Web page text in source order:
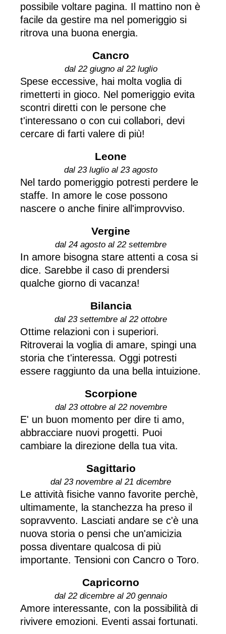
possibile voltare pagina. Il mattino non è
facile da gestire ma nel pomeriggio si
ritrova una buona energia.
Cancro
dal 22 giugno al 22 luglio
Spese eccessive, hai molta voglia di
rimetterti in gioco. Nel pomeriggio evita
scontri diretti con le persone che
t'interessano o con cui collabori, devi
cercare di farti valere di più!
Leone
dal 23 luglio al 23 agosto
Nel tardo pomeriggio potresti perdere le
staffe. In amore le cose possono
nascere o anche finire all'improvviso.
Vergine
dal 24 agosto al 22 settembre
In amore bisogna stare attenti a cosa si
dice. Sarebbe il caso di prendersi
qualche giorno di vacanza!
Bilancia
dal 23 settembre al 22 ottobre
Ottime relazioni con i superiori.
Ritroverai la voglia di amare, spingi una
storia che t'interessa. Oggi potresti
essere raggiunto da una bella intuizione.
Scorpione
dal 23 ottobre al 22 novembre
E' un buon momento per dire ti amo,
abbracciare nuovi progetti. Puoi
cambiare la direzione della tua vita.
Sagittario
dal 23 novembre al 21 dicembre
Le attività fisiche vanno favorite perchè,
ultimamente, la stanchezza ha preso il
sopravvento. Lasciati andare se c'è una
nuova storia o pensi che un'amicizia
possa diventare qualcosa di più
importante. Tensioni con Cancro o Toro.
Capricorno
dal 22 dicembre al 20 gennaio
Amore interessante, con la possibilità di
rivivere emozioni. Eventi assai fortunati.